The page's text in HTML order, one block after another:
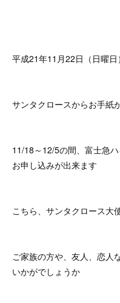
平成21年11月22日（日曜日）
サンタクロースからお手紙
11/18～12/5の間、富士急
お申し込みが出来ます
こちら、サンタクロース大
ご家族の方や、友人、恋人
いかがでしょうか